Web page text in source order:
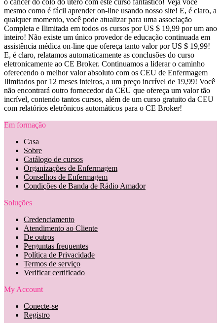
o câncer do colo do útero com este curso fantástico! Veja você
mesmo como é fácil aprender on-line usando nosso site! E, é claro, a
qualquer momento, você pode atualizar para uma associação
Completa e Ilimitada em todos os cursos por US $ 19,99 por um ano
inteiro! Não existe um único provedor de educação continuada em
assistência médica on-line que ofereça tanto valor por US $ 19,99!
E, é claro, relatamos automaticamente as conclusões do curso
eletronicamente ao CE Broker. Continuamos a liderar o caminho
oferecendo o melhor valor absoluto com os CEU de Enfermagem
Ilimitados por 12 meses inteiros, a um preço incrível de 19,99! Você
não encontrará outro fornecedor da CEU que ofereça um valor tão
incrível, contendo tantos cursos, além de um curso gratuito da CEU
com relatórios eletrônicos automáticos para o CE Broker!
Em formação
Casa
Sobre
Catálogo de cursos
Organizações de Enfermagem
Conselhos de Enfermagem
Condições de Banda de Rádio Amador
Soluções
Credenciamento
Atendimento ao Cliente
De outros
Perguntas frequentes
Política de Privacidade
Termos de serviço
Verificar certificado
My Account
Conecte-se
Registro